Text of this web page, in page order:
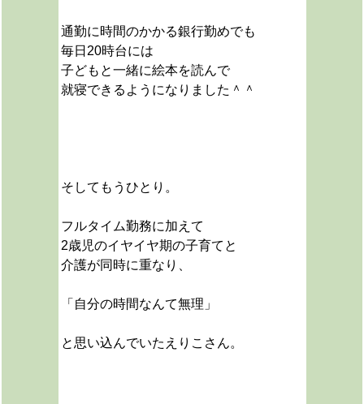
通勤に時間のかかる銀行勤めでも
毎日20時台には
子どもと一緒に絵本を読んで
就寝できるようになりました＾＾
そしてもうひとり。
フルタイム勤務に加えて
2歳児のイヤイヤ期の子育てと
介護が同時に重なり、
「自分の時間なんて無理」
と 思い込んでいたえりこさん。